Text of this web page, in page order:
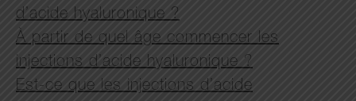
d’acide hyaluronique ?
À partir de quel âge commencer les
injections d’acide hyaluronique ?
Est-ce que les injections d’acide